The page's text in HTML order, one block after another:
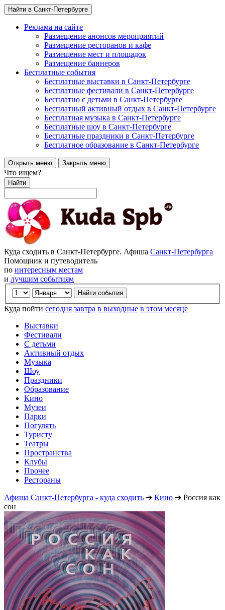
Найти в Санкт-Петербурге
Реклама на сайте
Размещение анонсов мероприятий
Размещение ресторанов и кафе
Размещение мест и площадок
Размещение баннеров
Бесплатные события
Бесплатные выставки в Санкт-Петербурге
Бесплатные фестивали в Санкт-Петербурге
Бесплатно с детьми в Санкт-Петербурге
Бесплатный активный отдых в Санкт-Петербурге
Бесплатная музыка в Санкт-Петербурге
Бесплатные шоу в Санкт-Петербурге
Бесплатные праздники в Санкт-Петербурге
Бесплатное образование в Санкт-Петербурге
Открыть меню Закрыть меню
Что ищем?
Найти
Куда сходить в Санкт-Петербурге. Афиша Санкт-Петербурга
Помощник и путеводитель
по интересным местам
и лучшим событиям
Куда пойти сегодня завтра в выходные в этом месяце
Выставки
Фестивали
С детьми
Активный отдых
Музыка
Шоу
Праздники
Образование
Кино
Музеи
Парки
Погулять
Туристу
Театры
Пространства
Клубы
Прочее
Рестораны
Афиша Санкт-Петербурга - куда сходить ➔ Кино ➔ Россия как
сон